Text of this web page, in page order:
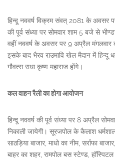
हिन्दू नववर्ष विक्रम संवत् 2081 के अवसर
की पूर्व संध्या पर सोमवार शाम 5 बजे से
वहीं नववर्ष के अवसर पर 9 अप्रैल मंगलवार
इसके बाद भैरव राउमावि खेल मैदान में हिन्दू
गौवत्स राधा कृष्ण महाराज होंगे।
कल वाहन रैली का होगा आयोजन
हिन्दू नववर्ष की पूर्व संध्या पर 8 अप्रैल
निकाली जायेगी। सूरजपोल के कैलाश
साठड़िया बाजार, माधो का नीम, सर्राफा
बाहर का शहर, रामपोल बस स्टेण्ड,